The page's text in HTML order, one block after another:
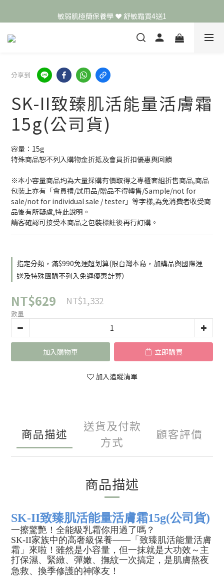
頭皮保養月❤️養髮精華買2送1
敏弱肌極簡保養學 ❤️ 舒敏霜買4送1
📣 加入LINE好友送50元
分享到
SK-II致臻肌活能量活膚霜
15g(公司貨)
容量：15g
特殊商品恕不列入購物金折抵及會員折扣優惠與回饋
※本小容量商品均為大量採購有價取得之專櫃套組折售商品,商品
包裝上亦有「會員禮/試用品/贈品不得轉售/Sample/not for
sale/not for individual sale / tester」等字樣,為免消費者收受商
品後有所疑慮,特此說明。
請客確認可接受本商品之包裝標註後再行訂購。
指定分類，滿$990免運超划算(限台灣本島，加購品與國際運
送及特殊團購不列入免運優惠計算）
NT$629 NT$1,332
數量
加入購物車 立即購買
加入追蹤清單
商品描述
送貨及付款
方式
顧客評價
商品描述
SK-II致臻肌活能量活膚霜15g(公司貨)
一擦驚艷！全能級乳霜你用過了嗎？
SK-II家族中的高奢級保養——「致臻肌活能量活膚
霜」來啦！雖然是小容量，但一抹就是大功效～主
打保濕、緊緻、彈嫩、撫紋一次搞定，是肌膚熬夜
急救、換季修護的神隊友！